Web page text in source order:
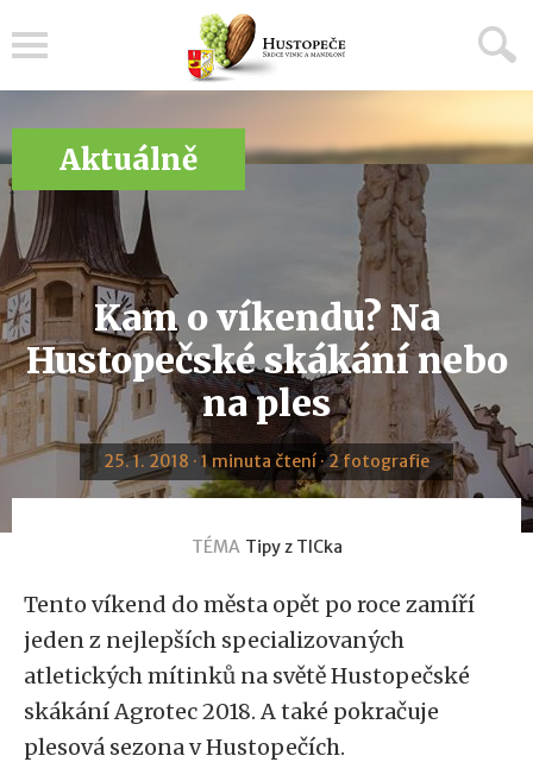
Aktuálně
Kam o víkendu? Na
Hustopečské skákání nebo
na ples
25. 1. 2018 · 1 minuta čtení · 2 fotografie
TÉMA Tipy z TICka
Tento víkend do města opět po roce zamíří
jeden z nejlepších specializovaných
atletických mítinků na světě Hustopečské
skákání Agrotec 2018. A také pokračuje
plesová sezona v Hustopečích.